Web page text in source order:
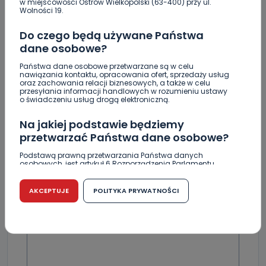
w miejscowości Ostrów Wielkopolski (63-400) przy ul.
Wolności 19.
Do czego będą używane Państwa
dane osobowe?
Państwa dane osobowe przetwarzane są w celu
nawiązania kontaktu, opracowania ofert, sprzedaży usług
oraz zachowania relacji biznesowych, a także w celu
przesyłania informacji handlowych w rozumieniu ustawy
o świadczeniu usług drogą elektroniczną.
Na jakiej podstawie będziemy
przetwarzać Państwa dane osobowe?
Podstawą prawną przetwarzania Państwa danych
osobowych, jest artykuł 6 Rozporządzenia Parlamentu
r. w sprawie ochrony osób fizycznych w związku z
przetwarzaniem danych osobowych w sprawie
swobodnego przepływu takich danych oraz uchylenia
dyrektywy 95/46/WE (RODO).
Czy jest możliwość cofnięcia zgody?
AKCEPTUJE POLITYKA PRYWATNOŚCI
Czy aquapark w Ostrowie powinien powstać?
Rozpoczęły się konsultacje
Skomentuj ten wpis jako pierwszy!
DOŁĄCZ DO DYSKUSJI
DODAJ SWÓJ KOMENTARZ